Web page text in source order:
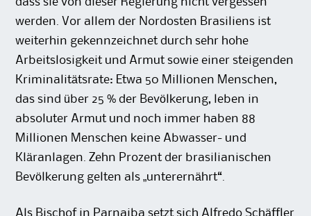
dass sie von dieser Regierung nicht vergessen
werden. Vor allem der Nordosten Brasiliens ist
weiterhin gekennzeichnet durch sehr hohe
Arbeitslosigkeit und Armut sowie einer steigenden
Kriminalitätsrate: Etwa 50 Millionen Menschen,
das sind über 25 % der Bevölkerung, leben in
absoluter Armut und noch immer haben 88
Millionen Menschen keine Abwasser- und
Kläranlagen. Zehn Prozent der brasilianischen
Bevölkerung gelten als „unterernährt“.
Als Bischof in Parnaiba setzt sich Alfredo Schäffler